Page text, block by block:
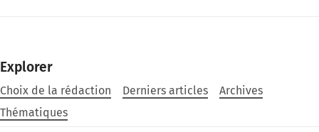
Explorer
Choix de la rédaction Derniers articles
Archives
Thématiques